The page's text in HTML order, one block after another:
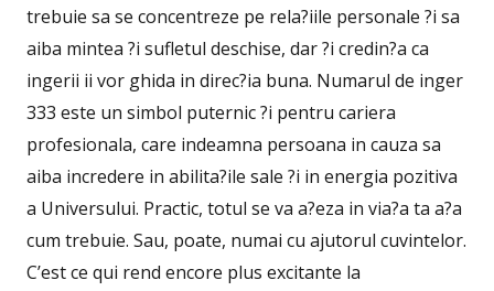
trebuie sa se concentreze pe rela?iile personale ?i sa
aiba mintea ?i sufletul deschise, dar ?i credin?a ca
ingerii ii vor ghida in direc?ia buna. Numarul de inger
333 este un simbol puternic ?i pentru cariera
profesionala, care indeamna persoana in cauza sa
aiba incredere in abilita?ile sale ?i in energia pozitiva
a Universului. Practic, totul se va a?eza in via?a ta a?a
cum trebuie. Sau, poate, numai cu ajutorul cuvintelor.
C’est ce qui rend encore plus excitante la